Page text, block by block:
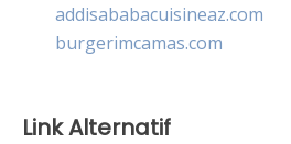
addisababacuisineaz.com
burgerimcamas.com
Link Alternatif